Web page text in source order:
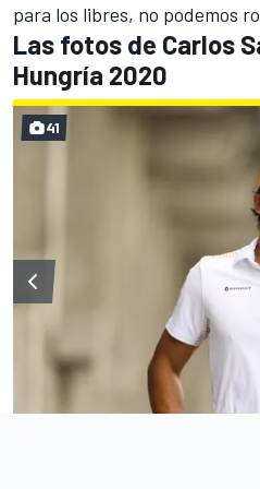
para los libres, no podemos
Las fotos de Carlos
Hungría 2020
41